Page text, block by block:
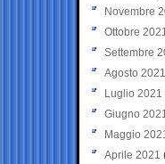
Novembre
Ottobre
Settembre
Agosto 2021
Luglio 2021
Giugno
Maggio
Aprile 2021